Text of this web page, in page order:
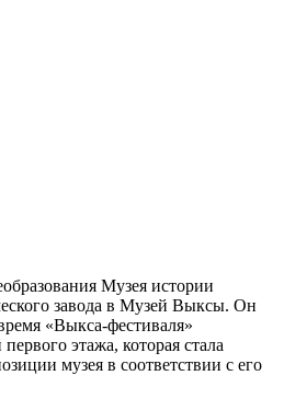
Музея истории
завода в Музей Выксы. Он
«Выкса-фестиваля»
этажа, которая стала
музея в соответствии с его